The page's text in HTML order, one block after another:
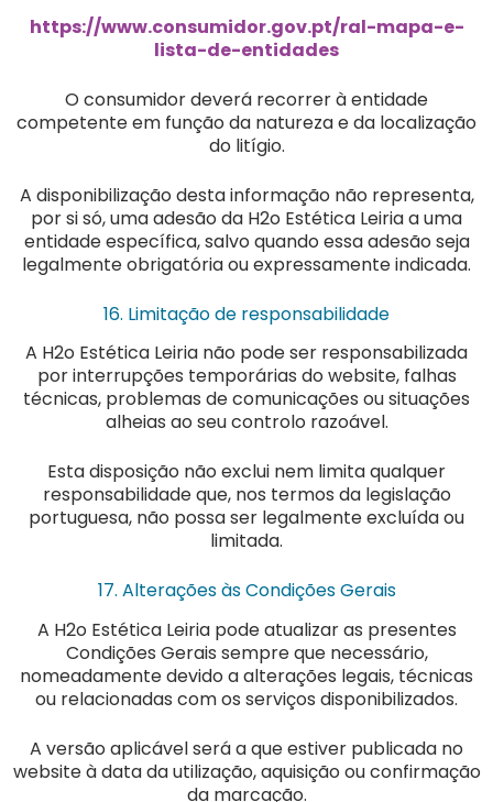
https://www.consumidor.gov.pt/ral-mapa-e-
lista-de-entidades
O consumidor deverá recorrer à entidade
competente em função da natureza e da localização
do litígio.
A disponibilização desta informação não representa,
por si só, uma adesão da H2o Estética Leiria a uma
entidade específica, salvo quando essa adesão seja
legalmente obrigatória ou expressamente indicada.
16. Limitação de responsabilidade
A H2o Estética Leiria não pode ser responsabilizada
por interrupções temporárias do website, falhas
técnicas, problemas de comunicações ou situações
alheias ao seu controlo razoável.
Esta disposição não exclui nem limita qualquer
responsabilidade que, nos termos da legislação
portuguesa, não possa ser legalmente excluída ou
limitada.
17. Alterações às Condições Gerais
A H2o Estética Leiria pode atualizar as presentes
Condições Gerais sempre que necessário,
nomeadamente devido a alterações legais, técnicas
ou relacionadas com os serviços disponibilizados.
A versão aplicável será a que estiver publicada no
website à data da utilização, aquisição ou confirmação
da marcação.